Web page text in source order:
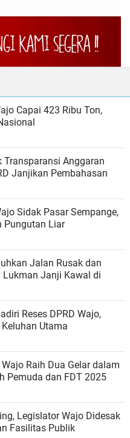
Capai 423 Ribu Ton,
Transparansi Anggaran
Janjikan Pembahasan
Sidak Pasar Sempange,
Pungutan Liar
Jalan Rusak dan
Lukman Janji Kawal di
Reses DPRD Wajo,
Utama
Raih Dua Gelar dalam
Pemuda dan FDT 2025
Legislator Wajo Didesak
Fasilitas Publik